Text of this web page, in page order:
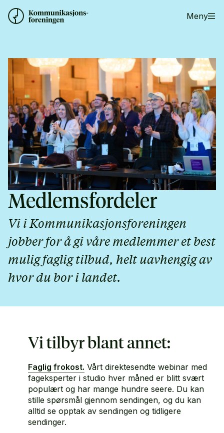
Meny
Medlemsfordeler
Vi i Kommunikasjonsforeningen
jobber for å gi våre medlemmer et best
mulig faglig tilbud, helt uavhengig av
hvor du bor i landet.
Vi tilbyr blant annet:
Faglig frokost. Vårt direktesendte webinar med
fageksperter i studio hver måned er blitt svært
populært og har mange hundre seere. Du kan
stille spørsmål gjennom sendingen, og du kan
alltid se opptak av sendingen og tidligere
sendinger.